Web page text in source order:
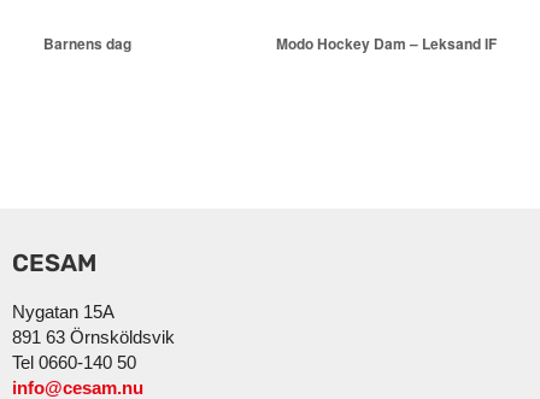
Barnens dag Modo Hockey Dam – Leksand IF
CESAM
Nygatan 15A
891 63 Örnsköldsvik
Tel 0660-140 50
info@cesam.nu